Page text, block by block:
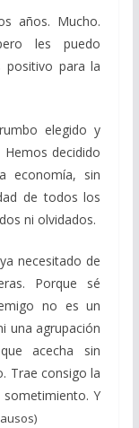
años. Mucho.
les puedo
positivo para la
elegido y
decidido
economía, sin
de todos los
ni olvidados.
necesitado de
Porque sé
no es un
una agrupación
acecha sin
Trae consigo la
Y